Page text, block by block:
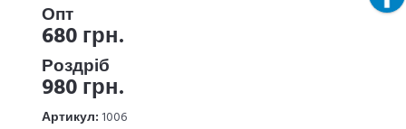
Опт
680 грн.
Роздріб
980 грн.
Артикул: 1006